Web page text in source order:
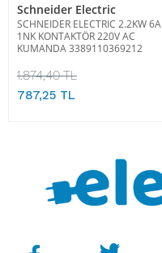
Schneider Electric
SCHNEIDER ELECTRIC 2.2KW 6A
1NK KONTAKTÖR 220V AC
KUMANDA 3389110369212
1.874,40 TL
787,25 TL